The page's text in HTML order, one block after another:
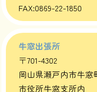
FAX:0869-22-1850
牛窓出張所
〒701-4302
岡山県瀬戸内市牛窓
市役所牛窓支所内